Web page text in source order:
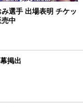
選手 出場表明 チケッ
売中
掲出